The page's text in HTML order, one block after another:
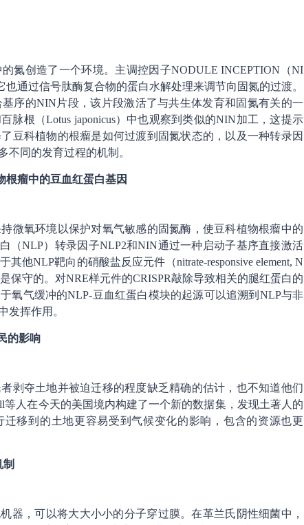
氮创造了一个环境。主调控因子NODULE INCEPTION（NI
通过信号肽酶复合物的蛋白水解处理来调节向固氮的过渡。
序的NIN片段，该片段激活了与共生体发育和固氮有关的一
脉根（Lotus japonicus）中也观察到类似的NIN加工，这提示
豆科植物的根瘤是如何过渡到固氮状态的，以及一种转录因
不同的发育过程的机制。
根瘤中的豆血红蛋白基因
微氧环境以保护对氧气敏感的固氮酶，使豆科植物根瘤中的
（NLP）转录因子NLP2和NIN通过一种启动子基序直接激活
他NLP靶向的硝酸盐反应元件（nitrate-responsive element, N
保守的。对NRE样元件的CRISPR敲除导致相关的腿红蛋白的
氧气缓冲的NLP-豆血红蛋白模块的起源可以追溯到NLP与非
发挥作用。
的影响
剥夺土地并被迫迁移的程度缺乏精确的估计，也不知道他们
人在今天的美国境内构建了一个新的数据集，发现土著人的
移到的土地更容易受到气候变化的影响，包含的资源也更
器，可以将大大小小的分子穿过膜。在革兰氏阴性细菌中，